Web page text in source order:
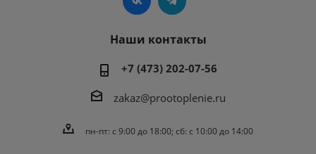
Наши контакты
+7 (473) 202-07-56
zakaz@prootoplenie.ru
пн-пт: c 9:00 до 18:00; сб: с 10:00 до 14:00